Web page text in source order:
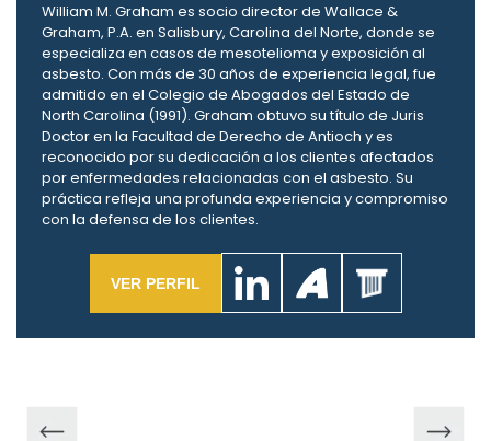
William M. Graham es socio director de Wallace &
Graham, P.A. en Salisbury, Carolina del Norte, donde se
especializa en casos de mesotelioma y exposición al
asbesto. Con más de 30 años de experiencia legal, fue
admitido en el Colegio de Abogados del Estado de
North Carolina (1991). Graham obtuvo su título de Juris
Doctor en la Facultad de Derecho de Antioch y es
reconocido por su dedicación a los clientes afectados
por enfermedades relacionadas con el asbesto. Su
práctica refleja una profunda experiencia y compromiso
con la defensa de los clientes.
VER PERFIL